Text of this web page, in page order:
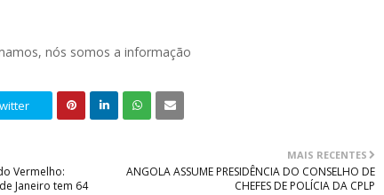
nós somos a informação
MAIS RECENTES
ANGOLA ASSUME PRESIDÊNCIA DO CONSELHO DE
CHEFES DE POLÍCIA DA CPLP
Vermelho:
Janeiro tem 64